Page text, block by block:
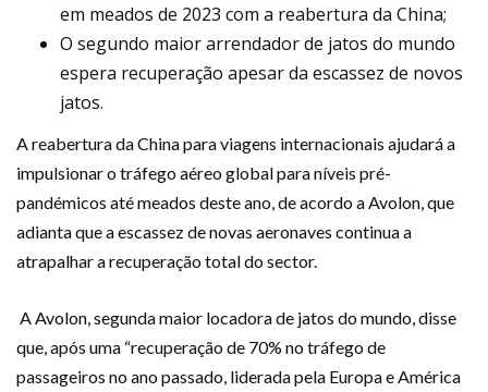
em meados de 2023 com a reabertura da China;
O segundo maior arrendador de jatos do mundo
espera recuperação apesar da escassez de novos
jatos.
A reabertura da China para viagens internacionais ajudará a
impulsionar o tráfego aéreo global para níveis pré-
pandémicos até meados deste ano, de acordo a Avolon, que
adianta que a escassez de novas aeronaves continua a
atrapalhar a recuperação total do sector.
A Avolon, segunda maior locadora de jatos do mundo, disse
que, após uma “recuperação de 70% no tráfego de
passageiros no ano passado, liderada pela Europa e América